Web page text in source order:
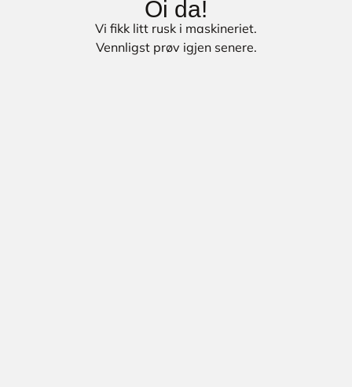
Oi da!
Vi fikk litt rusk i maskineriet.
Vennligst prøv igjen senere.